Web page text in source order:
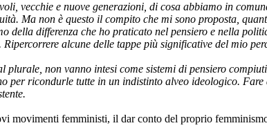
vecchie e nuove generazioni, di cosa abbiamo in
Ma non è questo il compito che mi sono proposta,
della differenza che ho praticato nel pensiero e nella
alcune delle tappe più significative del mio
plurale, non vanno intesi come sistemi di pensiero
per ricondurle tutte in un indistinto alveo ideologico.
movimenti femministi, il dar conto del proprio